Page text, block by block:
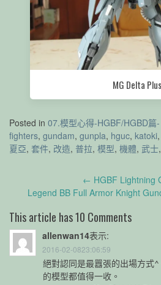
MG Delta Plus
Posted in 07.模型心得-HGBF/HGBD篇-
fighters, gundam, gunpla, hguc, katoki,
夏亞, 套件, 改造, 普拉, 模型, 機體, 武士,
navigation
← HGBF Lightning
Legend BB Full Armor Knight
This article has 10 Comments
allenwan14表示:
2016-02-0823:06:59
絕對認同是最囂張的出場方式^
的模型都值得一收。